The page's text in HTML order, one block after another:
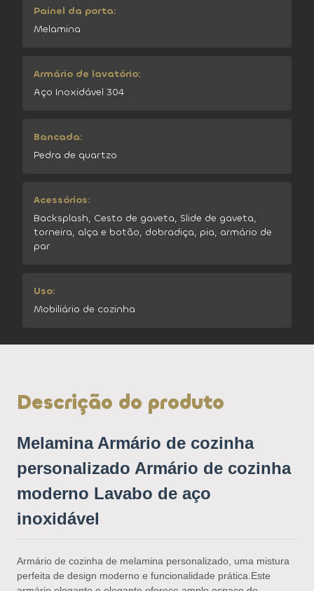
Painel da porta:
Melamina
Armário de lavatório:
Aço Inoxidável 304
Bancada:
Pedra de quartzo
Acessórios:
Backsplash, Cesto de gaveta, Slide de gaveta,
torneira, alça e botão, dobradiça, pia, armário de
par
Uso:
Mobiliário de cozinha
Descrição do produto
Melamina Armário de cozinha
personalizado Armário de cozinha
moderno Lavabo de aço
inoxidável
Armário de cozinha de melamina personalizado, uma mistura
perfeita de design moderno e funcionalidade prática.Este